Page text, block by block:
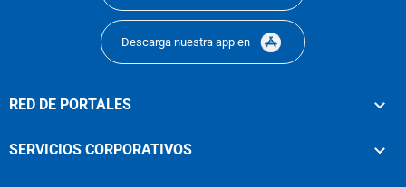
Descarga nuestra app en
RED DE PORTALES
SERVICIOS CORPORATIVOS